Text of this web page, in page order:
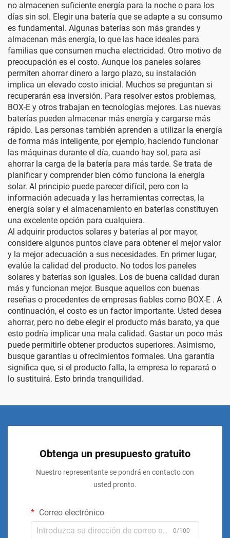
no almacenen suficiente energía para la noche o para los
días sin sol. Elegir una batería que se adapte a su consumo
es fundamental. Algunas baterías son más grandes y
almacenan más energía, lo que las hace ideales para
familias que consumen mucha electricidad. Otro motivo de
preocupación es el costo. Aunque los paneles solares
permiten ahorrar dinero a largo plazo, su instalación
implica un elevado costo inicial. Muchos se preguntan si
recuperarán esa inversión. Para resolver estos problemas,
BOX-E y otros trabajan en tecnologías mejores. Las nuevas
baterías pueden almacenar más energía y cargarse más
rápido. Las personas también aprenden a utilizar la energía
de forma más inteligente, por ejemplo, haciendo funcionar
las máquinas durante el día, cuando hay sol, para así
ahorrar la carga de la batería para más tarde. Se trata de
planificar y comprender bien cómo funciona la energía
solar. Al principio puede parecer difícil, pero con la
información adecuada y las herramientas correctas, la
energía solar y el almacenamiento en baterías constituyen
una excelente opción para cualquiera.
Al adquirir productos solares y baterías al por mayor,
considere algunos puntos clave para obtener el mejor valor
y la mejor adecuación a sus necesidades. En primer lugar,
evalúe la calidad del producto. No todos los paneles
solares y baterías son iguales. Los de buena calidad duran
más y funcionan mejor. Busque aquellos con buenas
reseñas o procedentes de empresas fiables como BOX-E . A
continuación, el costo es un factor importante. Usted desea
ahorrar, pero no debe elegir el producto más barato, ya que
esto podría implicar una mala calidad. Gastar un poco más
puede permitirle obtener productos superiores. Asimismo,
busque garantías u ofrecimientos formales. Una garantía
significa que, si el producto falla, la empresa lo reparará o
lo sustituirá. Esto brinda tranquilidad.
Obtenga un presupuesto gratuito
Nuestro representante se pondrá en contacto con
usted pronto.
Correo electrónico
0/100